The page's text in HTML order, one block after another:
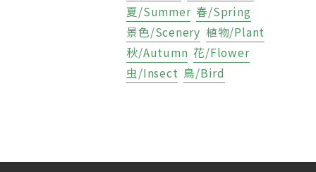
夏/Summer 春/Spring
景色/Scenery 植物/Plant
秋/Autumn 花/Flower
虫/Insect 鳥/Bird